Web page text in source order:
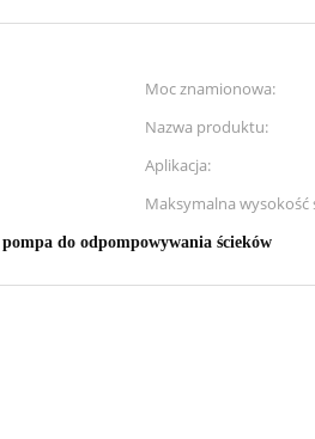
Moc znamionowa:
Nazwa produktu:
Aplikacja:
Maksymalna wysokość
pompa do odpompowywania ścieków